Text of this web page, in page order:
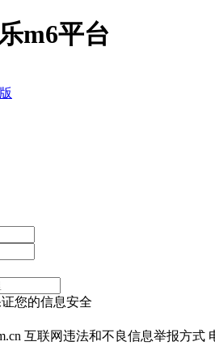
m6平台
您的信息安全
互联网违法和不良信息举报方式